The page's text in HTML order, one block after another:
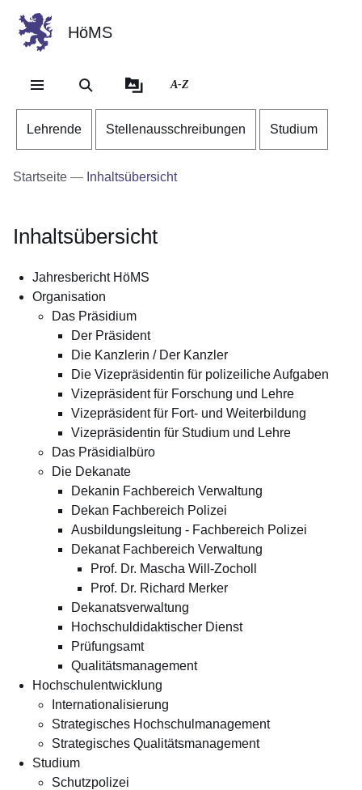
HöMS
A-Z
Lehrende Stellenausschreibungen Studium
Startseite Inhaltsübersicht
Inhaltsübersicht
Jahresbericht HöMS
Organisation
Das Präsidium
Der Präsident
Die Kanzlerin / Der Kanzler
Die Vizepräsidentin für polizeiliche Aufgaben
Vizepräsident für Forschung und Lehre
Vizepräsident für Fort- und Weiterbildung
Vizepräsidentin für Studium und Lehre
Das Präsidialbüro
Die Dekanate
Dekanin Fachbereich Verwaltung
Dekan Fachbereich Polizei
Ausbildungsleitung - Fachbereich Polizei
Dekanat Fachbereich Verwaltung
Prof. Dr. Mascha Will-Zocholl
Prof. Dr. Richard Merker
Dekanatsverwaltung
Hochschuldidaktischer Dienst
Prüfungsamt
Qualitätsmanagement
Hochschulentwicklung
Internationalisierung
Strategisches Hochschulmanagement
Strategisches Qualitätsmanagement
Studium
Schutzpolizei